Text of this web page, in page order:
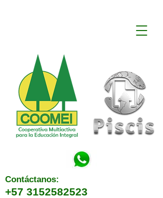
Contáctanos:
+57 3152582523